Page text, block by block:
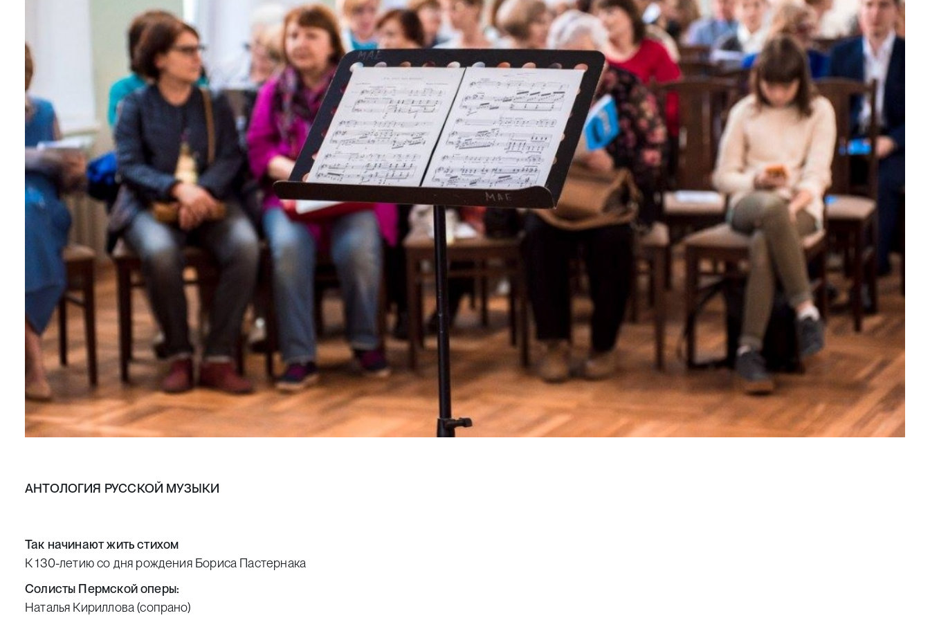
АНТОЛОГИЯ РУССКОЙ МУЗЫКИ
Так начинают жить стихом
К 130-летию со дня рождения Бориса Пастернака
Солисты Пермской оперы:
Наталья Кириллова (сопрано)